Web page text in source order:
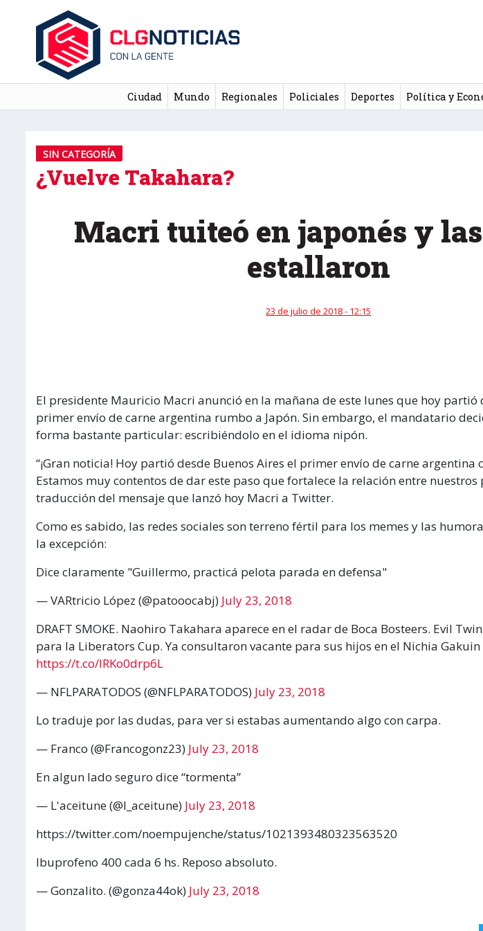
Ciudad Mundo Regionales Policiales Deportes Política y
SIN CATEGORÍA
¿Vuelve Takahara?
Macri tuiteó en japonés y
estallaron
23 de julio de 2018 - 12:15
El presidente Mauricio Macri anunció en la mañana de este lunes que hoy partió
primer envío de carne argentina rumbo a Japón. Sin embargo, el mandatario
forma bastante particular: escribiéndolo en el idioma nipón.
“¡Gran noticia! Hoy partió desde Buenos Aires el primer envío de carne argentina
Estamos muy contentos de dar este paso que fortalece la relación entre nuestros
traducción del mensaje que lanzó hoy Macri a Twitter.
Como es sabido, las redes sociales son terreno fértil para los memes y las
la excepción:
Dice claramente "Guillermo, practicá pelota parada en defensa"
— VARtricio López (@patooocabj) July 23, 2018
DRAFT SMOKE. Naohiro Takahara aparece en el radar de Boca Bosteers. Evil
para la Liberators Cup. Ya consultaron vacante para sus hijos en el Nichia Gakuin
https://t.co/IRKo0drp6L
— NFLPARATODOS (@NFLPARATODOS) July 23, 2018
Lo traduje por las dudas, para ver si estabas aumentando algo con carpa.
— Franco (@Francogonz23) July 23, 2018
En algun lado seguro dice “tormenta”
— L'aceitune (@l_aceitune) July 23, 2018
https://twitter.com/noempujenche/status/1021393480323563520
Ibuprofeno 400 cada 6 hs. Reposo absoluto.
— Gonzalito. (@gonza44ok) July 23, 2018